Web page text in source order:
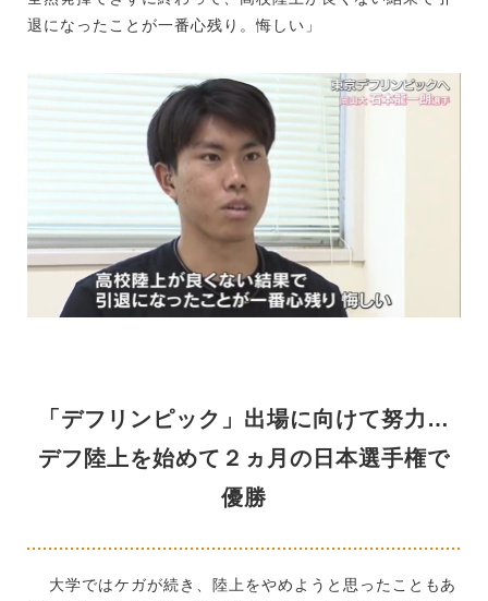
退になったことが一番心残り。悔しい」
「デフリンピック」出場に向けて努力…
デフ陸上を始めて２ヵ月の日本選手権で
優勝
大学ではケガが続き、陸上をやめようと思ったこともあ